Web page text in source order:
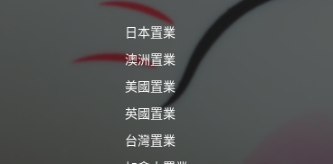
日本置業
澳洲置業
美國置業
英國置業
台灣置業